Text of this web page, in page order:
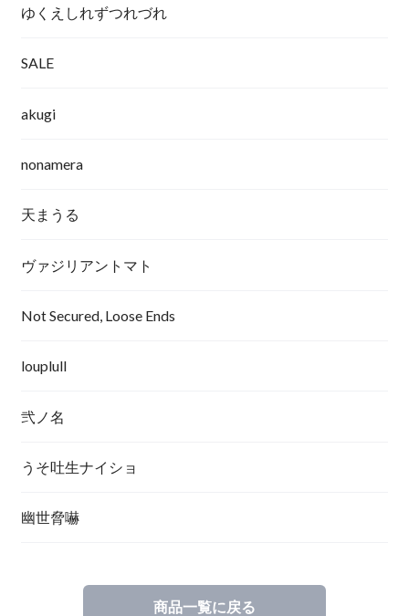
ゆくえしれずつれづれ
SALE
akugi
nonamera
天まうる
ヴァジリアントマト
Not Secured, Loose Ends
louplull
弐ノ名
うそ吐生ナイショ
幽世脅嚇
商品一覧に戻る